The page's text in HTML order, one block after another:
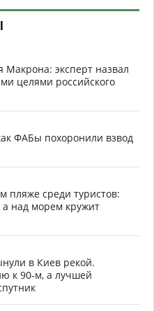
Макрона: эксперт назвал
целями российского
ФАБы похоронили взвод
пляже среди туристов:
а над морем кружит
в Киев рекой.
к 90-м, а лучшей